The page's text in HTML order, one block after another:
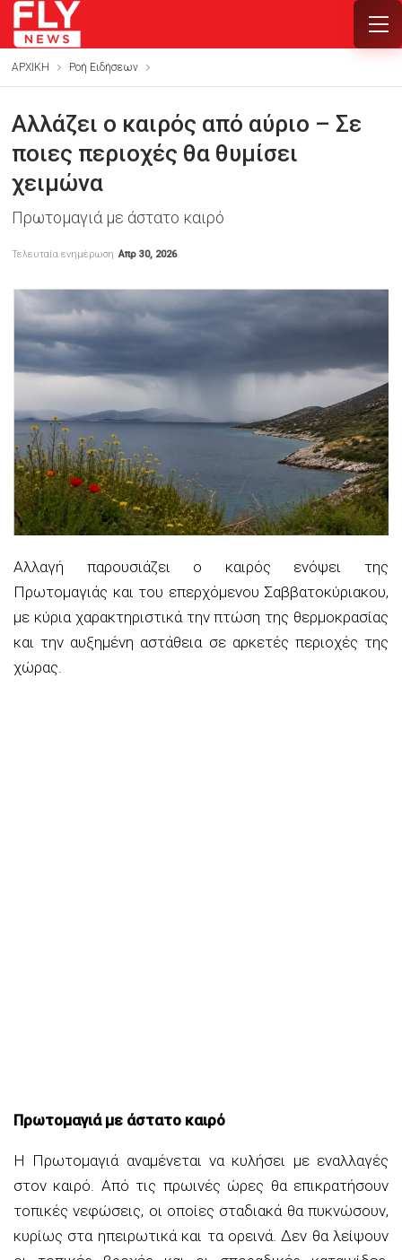
ΑΡΧΙΚΗ Ροή Ειδήσεων
Αλλάζει ο καιρός από αύριο – Σε
ποιες περιοχές θα θυμίσει
χειμώνα
Πρωτομαγιά με άστατο καιρό
Τελευταία ενημέρωση Απρ 30, 2026
Αλλαγή παρουσιάζει ο καιρός ενόψει της
Πρωτομαγιάς και του επερχόμενου Σαββατοκύριακου,
με κύρια χαρακτηριστικά την πτώση της θερμοκρασίας
και την αυξημένη αστάθεια σε αρκετές περιοχές της
χώρας.
Πρωτομαγιά με άστατο καιρό
Η Πρωτομαγιά αναμένεται να κυλήσει με εναλλαγές
στον καιρό. Από τις πρωινές ώρες θα επικρατήσουν
τοπικές νεφώσεις, οι οποίες σταδιακά θα πυκνώσουν,
κυρίως στα ηπειρωτικά και τα ορεινά. Δεν θα λείψουν